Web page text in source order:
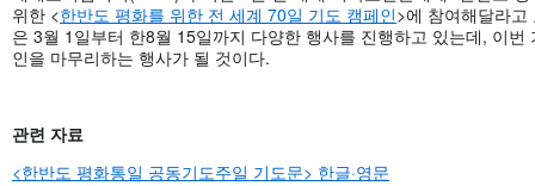
위한 <한반도 평화를 위한 전 세계 70일 기도 캠페인>에 참여해달라
은 3월 1일부터 한8월 15일까지 다양한 행사를 진행하고 있는데, 이번
인을 마무리하는 행사가 될 것이다.
관련 자료
<한반도 평화통일 공동기도주일 기도문> 한글·영문